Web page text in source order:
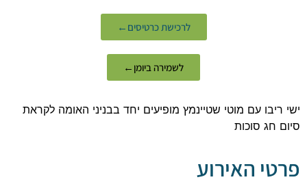
לרכישת כרטיסים←
לשמירה ביומן←
עם מוטי שטיינמץ מופיעים יחד בבניני האומה לקראת
סוכות
האירוע